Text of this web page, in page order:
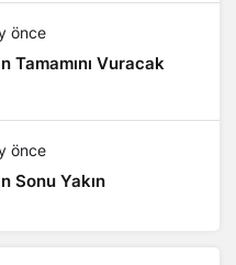
önce
Tamamını Vuracak
önce
Sonu Yakın